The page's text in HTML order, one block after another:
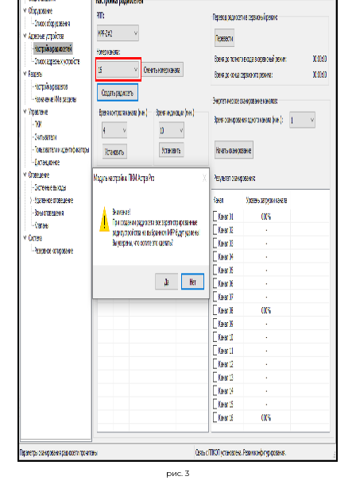
рис. 3